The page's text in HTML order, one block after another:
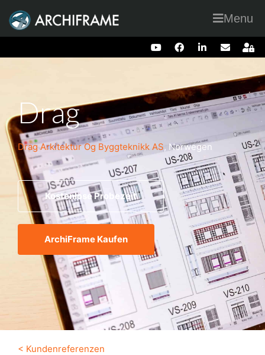
Menu
Drag
Drag Arkitektur Og Byggteknikk AS, Norwegen
Kostenlose Probezeit
ArchiFrame Kaufen
< Kundenreferenzen